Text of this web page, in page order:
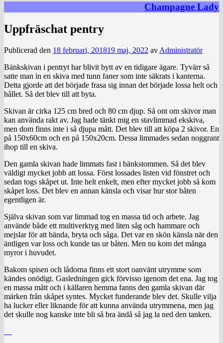
Champagne Lady
Uppfräschat pentry
Publicerad den 18 februari, 201819 maj, 2022 av Administratör
Bänkskivan i pentryt har blivit bytt av en tidigare ägare. Tyvärr så
satte man in en skiva med tunn faner som inte säkrats i kanterna.
Detta gjorde att det började frasa sig innan det började lossa helt och
hållet. Så det blev till att byta.
Skivan är cirka 125 cm bred och 80 cm djup. Så ont om skivor man
kan använda rakt av. Jag hade tänkt mig en stavlimmad ekskiva,
men dom finns inte i så djupa mått. Det blev till att köpa 2 skivor. En
på 150x60cm och en på 150x20cm. Dessa limmades sedan noggrant
ihop till en skiva.
Den gamla skivan hade limmats fast i bänkstommen. Så det blev
väldigt mycket jobb att lossa. Först lossades listen vid fönstret och
sedan togs skåpet ut. Inte helt enkelt, men efter mycket jobb så kom
skåpet loss. Det blev en annan känsla och visar hur stor båten
egentligen är.
Själva skivan som var limmad tog en massa tid och arbete. Jag
använde både ett multiverktyg med liten såg och hammare och
mejslar för att bända, bryta och såga. Det var en skön känsla när den
äntligen var loss och kunde tas ur båten. Men nu kom det många
myror i huvudet.
Bakom spisen och lådorna finns ett stort oanvänt utrymme som
kändes onödigt. Gasledningen gick förvisso igenom det ena. Jag tog
en massa mått och i källaren hemma fanns den gamla skivan där
märken från skåpet syntes. Mycket funderande blev det. Skulle vilja
ha lucker eller liknande för att kunna använda utrymmena, men jag
det skulle nog kanske inte bli så bra ändå så jag la ned den tanken.